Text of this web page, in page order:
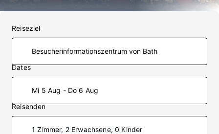
Reiseziel
Dates
Mi 5 Aug - Do 6 Aug
Reisenden
1 Zimmer, 2 Erwachsene, 0 Kinder